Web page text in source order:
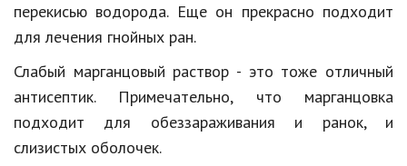
перекисью водорода. Еще он прекрасно подходит
для лечения гнойных ран.
Слабый марганцовый раствор - это тоже отличный
антисептик. Примечательно, что марганцовка
подходит для обеззараживания и ранок, и
слизистых оболочек.